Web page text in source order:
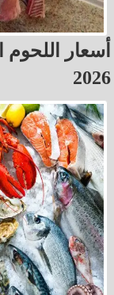
2026